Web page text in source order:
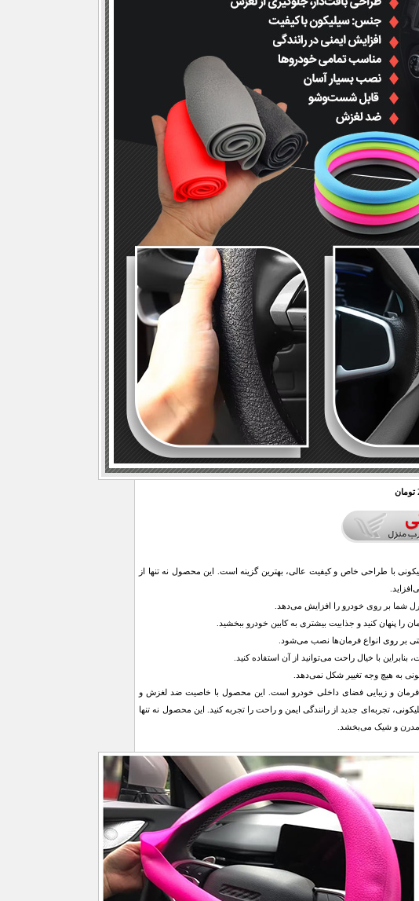
با طراحی خاص و کیفیت عالی، بهترین گزینه است. این محصول نه تنها از
شما بر روی خودرو را افزایش می‌دهد.
پنهان کنید و جذابیت بیشتری به کابین خودرو ببخشید.
با خیال راحت می‌توانید از آن استفاده کنید.
فرمان و زیبایی فضای داخلی خودرو است. این محصول با خاصیت ضد لغزش و
تجربه‌ای جدید از رانندگی ایمن و راحت را تجربه کنید. این محصول نه تنها
مدرن و شیک می‌بخشد.